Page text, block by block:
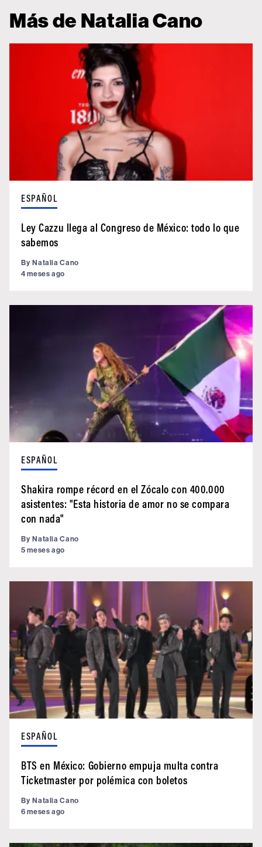
Más de Natalia Cano
ESPAÑOL
Ley Cazzu llega al Congreso de México: todo lo que
sabemos
By Natalia Cano
4 meses ago
ESPAÑOL
Shakira rompe récord en el Zócalo con 400.000
asistentes: "Esta historia de amor no se compara
con nada"
By Natalia Cano
5 meses ago
ESPAÑOL
BTS en México: Gobierno empuja multa contra
Ticketmaster por polémica con boletos
By Natalia Cano
6 meses ago